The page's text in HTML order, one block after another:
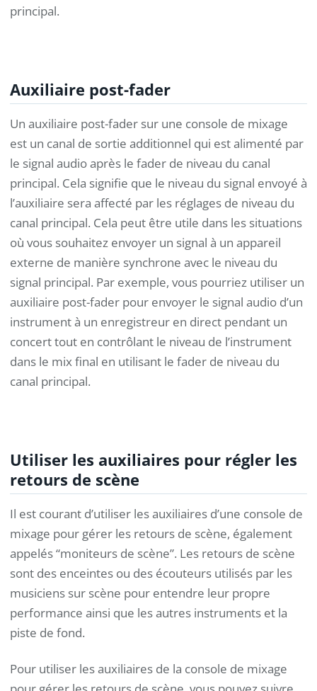
principal.
Auxiliaire post-fader
Un auxiliaire post-fader sur une console de mixage
est un canal de sortie additionnel qui est alimenté par
le signal audio après le fader de niveau du canal
principal. Cela signifie que le niveau du signal envoyé à
l’auxiliaire sera affecté par les réglages de niveau du
canal principal. Cela peut être utile dans les situations
où vous souhaitez envoyer un signal à un appareil
externe de manière synchrone avec le niveau du
signal principal. Par exemple, vous pourriez utiliser un
auxiliaire post-fader pour envoyer le signal audio d’un
instrument à un enregistreur en direct pendant un
concert tout en contrôlant le niveau de l’instrument
dans le mix final en utilisant le fader de niveau du
canal principal.
Utiliser les auxiliaires pour régler les
retours de scène
Il est courant d’utiliser les auxiliaires d’une console de
mixage pour gérer les retours de scène, également
appelés “moniteurs de scène”. Les retours de scène
sont des enceintes ou des écouteurs utilisés par les
musiciens sur scène pour entendre leur propre
performance ainsi que les autres instruments et la
piste de fond.
Pour utiliser les auxiliaires de la console de mixage